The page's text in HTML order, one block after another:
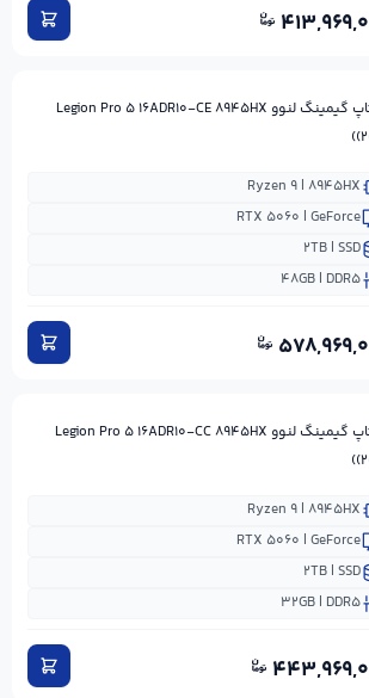
لپ تاپ گیمینگ لنوو Legion Pro ۵ ۱۶ADR۱۰-CE ۸۹۴۵HX
Ryzen ۹ | ۸۹۴۵HX
RTX ۵۰۶۰ | GeForce
۲TB | SSD
۴۸GB | DDR۵
لپ تاپ گیمینگ لنوو Legion Pro ۵ ۱۶ADR۱۰-CC ۸۹۴۵HX
Ryzen ۹ | ۸۹۴۵HX
RTX ۵۰۶۰ | GeForce
۲TB | SSD
۳۲GB | DDR۵